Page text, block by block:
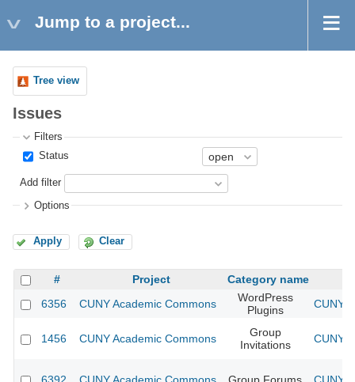
Jump to a project...
Tree view
Issues
Filters
Status
Add filter
Options
Apply Clear
# Project
Category name
6356
CUNY Academic Commons
WordPress
Plugins
CUNY
1456 CUNY Academic Commons
Group
Invitations
CUNY